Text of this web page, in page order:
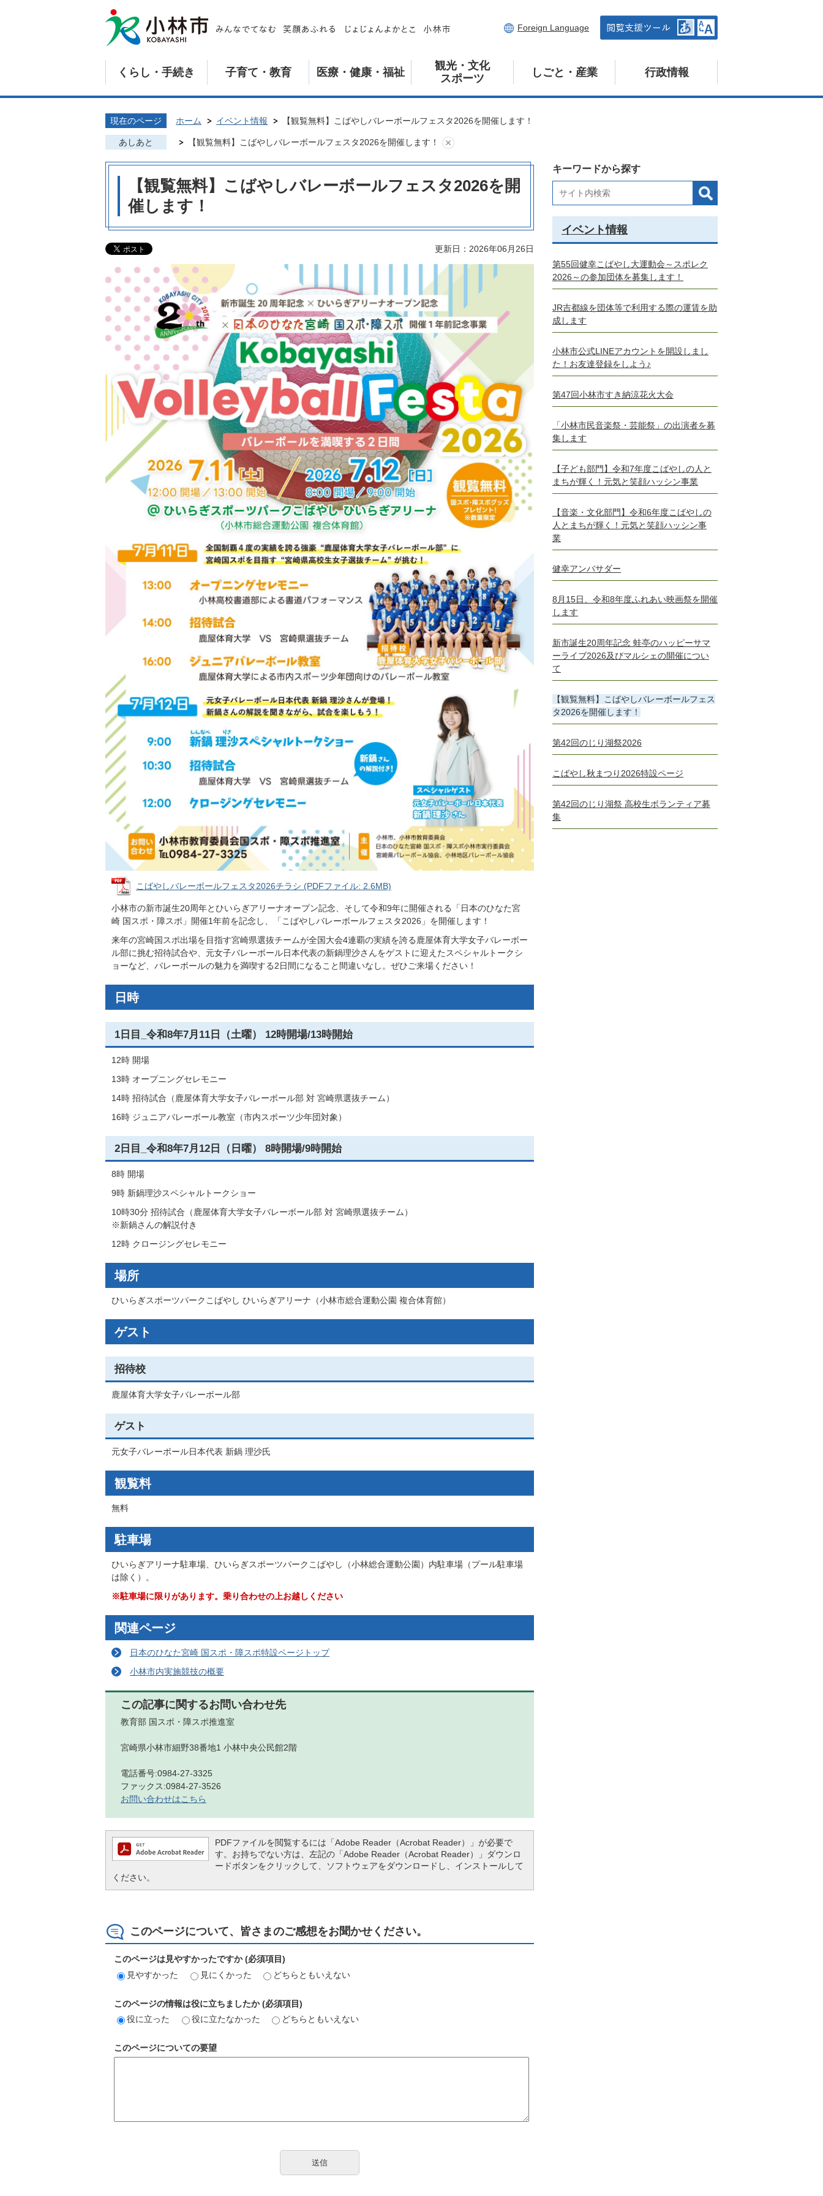
Foreign Language
くらし・手続き 子育て・教育 医療・健康・福祉
観光・文化
スポーツ
しごと・産業 行政情報
現在のページ ホーム イベント情報 【観覧無料】こばやしバレーボールフェスタ2026を開催します！
あしあと 【観覧無料】こばやしバレーボールフェスタ2026を開催します！
【観覧無料】こばやしバレーボールフェスタ2026を開
催します！
更新日：2026年06月26日
こばやしバレーボールフェスタ2026チラシ (PDFファイル: 2.6MB)
小林市の新市誕生20周年とひいらぎアリーナオープン記念、そして令和9年に開催される「日本のひなた宮
崎 国スポ・障スポ」開催1年前を記念し、「こばやしバレーボールフェスタ2026」を開催します！
来年の宮崎国スポ出場を目指す宮崎県選抜チームが全国大会4連覇の実績を誇る鹿屋体育大学女子バレーボー
ル部に挑む招待試合や、元女子バレーボール日本代表の新鍋理沙さんをゲストに迎えたスペシャルトークシ
ョーなど、バレーボールの魅力を満喫する2日間になること間違いなし。ぜひご来場ください！
日時
1日目_令和8年7月11日（土曜） 12時開場/13時開始
12時 開場
13時 オープニングセレモニー
14時 招待試合（鹿屋体育大学女子バレーボール部 対 宮崎県選抜チーム）
16時 ジュニアバレーボール教室（市内スポーツ少年団対象）
2日目_令和8年7月12日（日曜） 8時開場/9時開始
8時 開場
9時 新鍋理沙スペシャルトークショー
10時30分 招待試合（鹿屋体育大学女子バレーボール部 対 宮崎県選抜チーム）
※新鍋さんの解説付き
12時 クロージングセレモニー
場所
ひいらぎスポーツパークこばやし ひいらぎアリーナ（小林市総合運動公園 複合体育館）
ゲスト
招待校
鹿屋体育大学女子バレーボール部
ゲスト
元女子バレーボール日本代表 新鍋 理沙氏
観覧料
無料
駐車場
ひいらぎアリーナ駐車場、ひいらぎスポーツパークこばやし（小林総合運動公園）内駐車場（プール駐車場
は除く）。
※駐車場に限りがあります。乗り合わせの上お越しください
関連ページ
日本のひなた宮崎 国スポ・障スポ特設ページトップ
小林市内実施競技の概要
この記事に関するお問い合わせ先
教育部 国スポ・障スポ推進室
宮崎県小林市細野38番地1 小林中央公民館2階
電話番号:0984-27-3325
ファックス:0984-27-3526
お問い合わせはこちら
PDFファイルを閲覧するには「Adobe Reader（Acrobat Reader）」が必要で
す。お持ちでない方は、左記の「Adobe Reader（Acrobat Reader）」ダウンロ
ードボタンをクリックして、ソフトウェアをダウンロードし、インストールして
ください。
このページについて、皆さまのご感想をお聞かせください。
このページは見やすかったですか (必須項目)
見やすかった
見にくかった どちらともいえない
このページの情報は役に立ちましたか (必須項目)
役に立った
役に立たなかった どちらともいえない
このページについての要望
キーワードから探す
イベント情報
第55回健幸こばやし大運動会～スポレク
2026～の参加団体を募集します！
JR吉都線を団体等で利用する際の運賃を助
成します
小林市公式LINEアカウントを開設しまし
た！お友達登録をしよう♪
第47回小林市すき納涼花火大会
「小林市民音楽祭・芸能祭」の出演者を募
集します
【子ども部門】令和7年度こばやしの人と
まちが輝く！元気と笑顔ハッシン事業
【音楽・文化部門】令和6年度こばやしの
人とまちが輝く！元気と笑顔ハッシン事
業
健幸アンバサダー
8月15日、令和8年度ふれあい映画祭を開催
します
新市誕生20周年記念 蛙亭のハッピーサマ
ーライブ2026及びマルシェの開催につい
て
【観覧無料】こばやしバレーボールフェス
タ2026を開催します！
第42回のじり湖祭2026
こばやし秋まつり2026特設ページ
第42回のじり湖祭 高校生ボランティア募
集